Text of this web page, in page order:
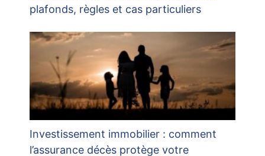
plafonds, règles et cas particuliers
Investissement immobilier : comment
l’assurance décès protège votre